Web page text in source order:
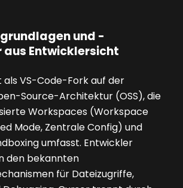
und -
Entwicklersicht
als VS-Code-Fork auf der
Source-Architektur (OSS), die
Workspaces (Workspace
Mode, Zentrale Config) und
umfasst. Entwickler
den bekannten
für Dateizugriffe,